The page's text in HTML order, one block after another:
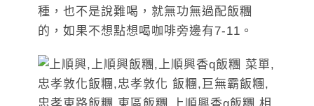
種，也不是說難喝，就無功無過配飯糰
的，如果不想點想喝咖啡旁邊有7-11。